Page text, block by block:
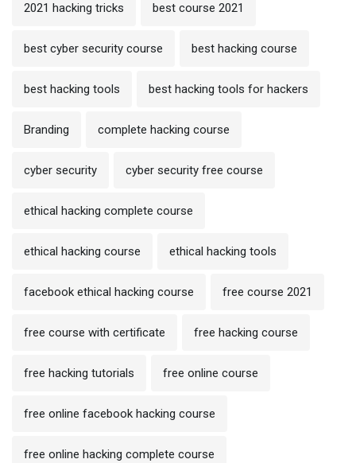
2021 hacking tricks best course 2021
best cyber security course best hacking course
best hacking tools best hacking tools for hackers
Branding complete hacking course
cyber security cyber security free course
ethical hacking complete course
ethical hacking course ethical hacking tools
facebook ethical hacking course free course 2021
free course with certificate free hacking course
free hacking tutorials free online course
free online facebook hacking course
free online hacking complete course